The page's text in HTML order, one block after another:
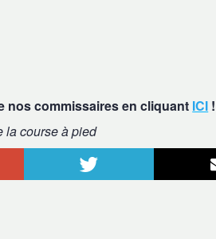
nos commissaires en cliquant ICI !
la course à pied
Twitter